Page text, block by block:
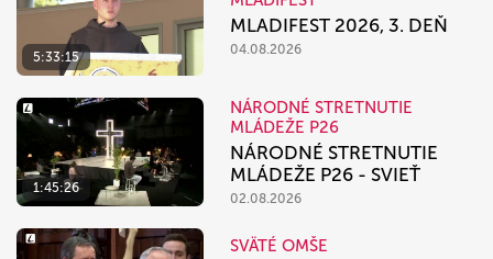
5:33:15
MLADIFEST 2026, 3. DEŇ
04.08.2026
1:45:26
NÁRODNÉ STRETNUTIE
MLÁDEŽE P26
NÁRODNÉ STRETNUTIE
MLÁDEŽE P26 - SVIEŤ
02.08.2026
SVÄTÉ OMŠE